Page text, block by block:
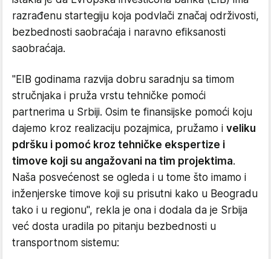
razrađenu startegiju koja podvlači značaj održivosti,
bezbednosti saobraćaja i naravno efiksanosti
saobraćaja.
"EIB godinama razvija dobru saradnju sa timom
stručnjaka i pruža vrstu tehničke pomoći
partnerima u Srbiji. Osim te finansijske pomoći koju
dajemo kroz realizaciju pozajmica, pružamo i veliku
pdršku i pomoć kroz tehničke ekspertize i
timove koji su angažovani na tim projektima.
Naša posvećenost se ogleda i u tome što imamo i
inženjerske timove koji su prisutni kako u Beogradu
tako i u regionu", rekla je ona i dodala da je Srbija
već dosta uradila po pitanju bezbednosti u
transportnom sistemu: